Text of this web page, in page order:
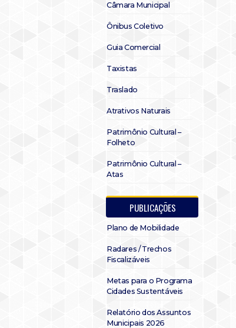
Câmara Municipal
Ônibus Coletivo
Guia Comercial
Taxistas
Traslado
Atrativos Naturais
Patrimônio Cultural –
Folheto
Patrimônio Cultural –
Atas
PUBLICAÇÕES
Plano de Mobilidade
Radares / Trechos
Fiscalizáveis
Metas para o Programa
Cidades Sustentáveis
Relatório dos Assuntos
Municipais 2026